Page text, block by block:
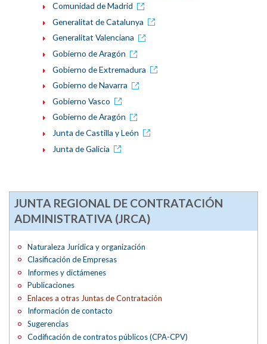
Comunidad de Madrid
Generalitat de Catalunya
Generalitat Valenciana
Gobierno de Aragón
Gobierno de Extremadura
Gobierno de Navarra
Gobierno Vasco
Gobierno de Aragón
Junta de Castilla y León
Junta de Galicia
JUNTA REGIONAL DE CONTRATACIÓN
ADMINISTRATIVA (JRCA)
Naturaleza Jurídica y organización
Clasificación de Empresas
Informes y dictámenes
Publicaciones
Enlaces a otras Juntas de Contratación
Información de contacto
Sugerencias
Codificación de contratos públicos (CPA-CPV)